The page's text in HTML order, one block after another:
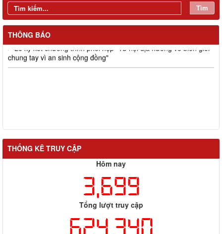
Tìm
THÔNG BÁO
Đồng chí Nguyễn Tấn Phú dự, chỉ đạo Hội nghị giao ban công
tác Mặt trận quý I năm 2026 và ký kết giao ước thi đua của cụm
thi đua số 5
Lễ ký kết chương trình phối hợp "Từ nội địa hướng về biên giới -
chung tay vì an sinh cộng đồng"
THỐNG KÊ TRUY CẬP
Hôm nay
3,699
Tổng lượt truy cập
624,340